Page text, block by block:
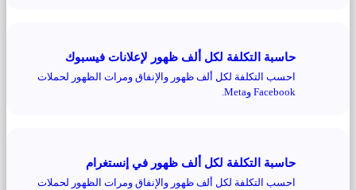
حاسبة التكلفة لكل ألف ظهور لإعلانات فيسبوك
احسب التكلفة لكل ألف ظهور والإنفاق ومرات الظهور لحملات
Facebook وMeta.
حاسبة التكلفة لكل ألف ظهور في إنستغرام
احسب التكلفة لكل ألف ظهور والإنفاق ومرات الظهور لحملات